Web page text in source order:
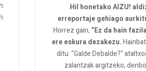
Hil honetako AIZU!
erreportaje gehiago
Horrez gain, “Ez da hain
ere eskura dezakezu.
ditu: "Galde Debalde?"
zalantzak argitzeko,